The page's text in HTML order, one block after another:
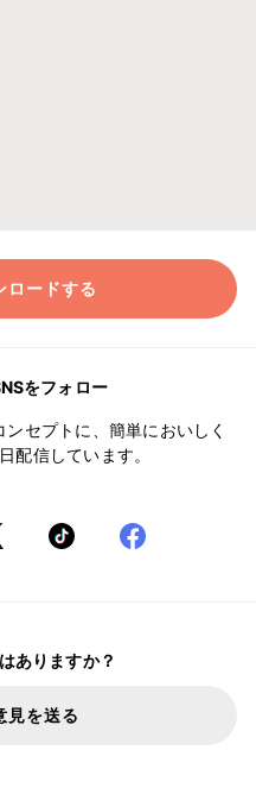
ロードする
をフォロー
ンセプトに、簡単においしく
配信しています。
ありますか？
見を送る